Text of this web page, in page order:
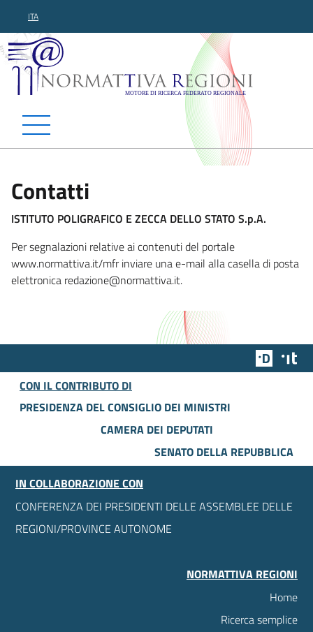
ITA
Normattiva Regioni -
Contatti
ISTITUTO POLIGRAFICO E ZECCA DELLO STATO S.p.A.
Per segnalazioni relative ai contenuti del portale
www.normattiva.it/mfr inviare una e-mail alla casella di posta
elettronica redazione@normattiva.it.
Team
CON IL CONTRIBUTO DI
PRESIDENZA DEL CONSIGLIO DEI MINISTRI
CAMERA DEI DEPUTATI
SENATO DELLA REPUBBLICA
IN COLLABORAZIONE CON
CONFERENZA DEI PRESIDENTI DELLE ASSEMBLEE DELLE
REGIONI/PROVINCE AUTONOME
NORMATTIVA REGIONI
Home
Ricerca semplice